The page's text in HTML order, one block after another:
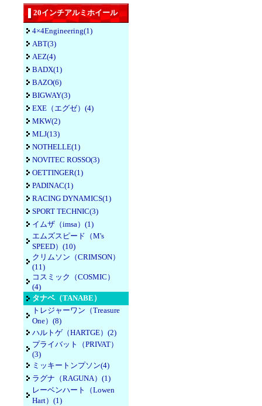
20インチアルミホイール
4×4Engineering(1)
ABT(3)
AEZ(4)
BADX(1)
BAZO(6)
BIGWAY(3)
EXE（エグゼ）(4)
MKW(2)
MLJ(13)
NOTHELLE(1)
NOVITEC ROSSO(3)
OETTINGER(1)
PADINAC(1)
RACING DYNAMICS(1)
SPORT TECHNIC(3)
イムザ（imsa）(1)
エムズスピード（M's
SPEED）(10)
クリムソン（CRIMSON）
(11)
コスミック（COSMIC）
(4)
タナベ（TANABE）
トレジャーワン（Treasure
One）(8)
ハルトゲ（HARTGE）(2)
プライバット（PRIVAT）
(3)
ミッキートンプソン(4)
ラグナ（RAGUNA）(1)
レーベンハート（Lowen
Hart）(1)